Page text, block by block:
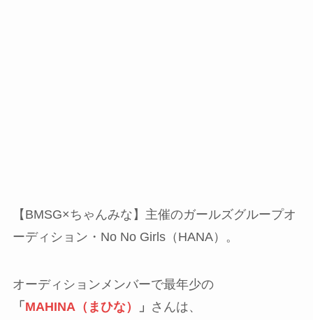
【BMSG×ちゃんみな】主催のガールズグループオ
ーディション・No No Girls（HANA）。
オーディションメンバーで最年少の
「 MAHINA（まひな） 」 さんは、